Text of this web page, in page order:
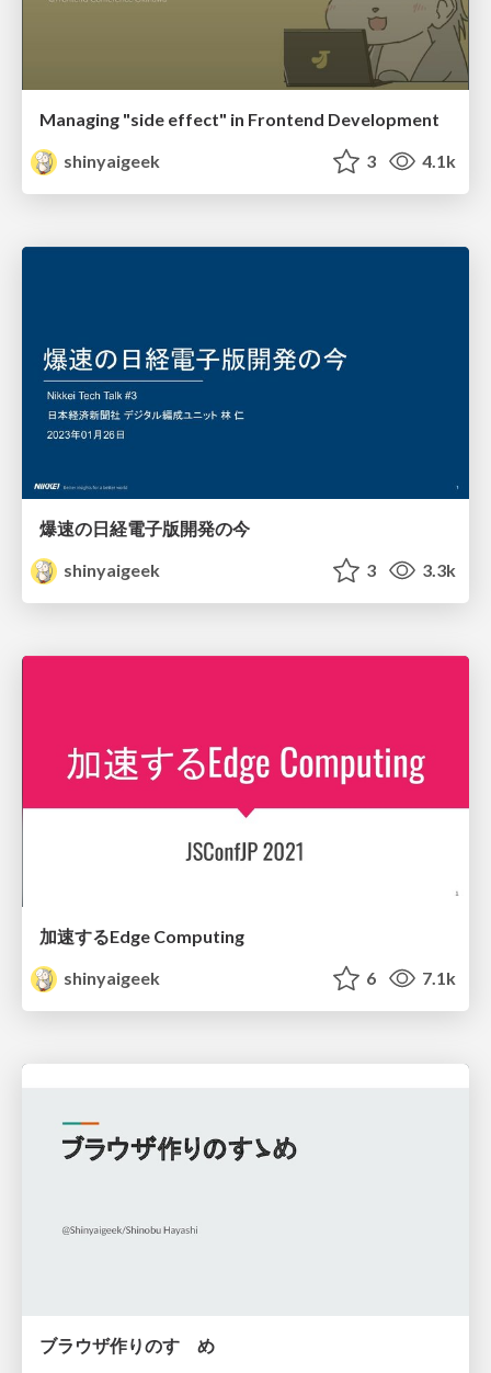
Managing "side effect" in Frontend Development
shinyaigeek
3 4.1k
爆速の日経電子版開発の今
shinyaigeek
3 3.3k
加速するEdge Computing
shinyaigeek
6 7.1k
ブラウザ作りのすゝめ